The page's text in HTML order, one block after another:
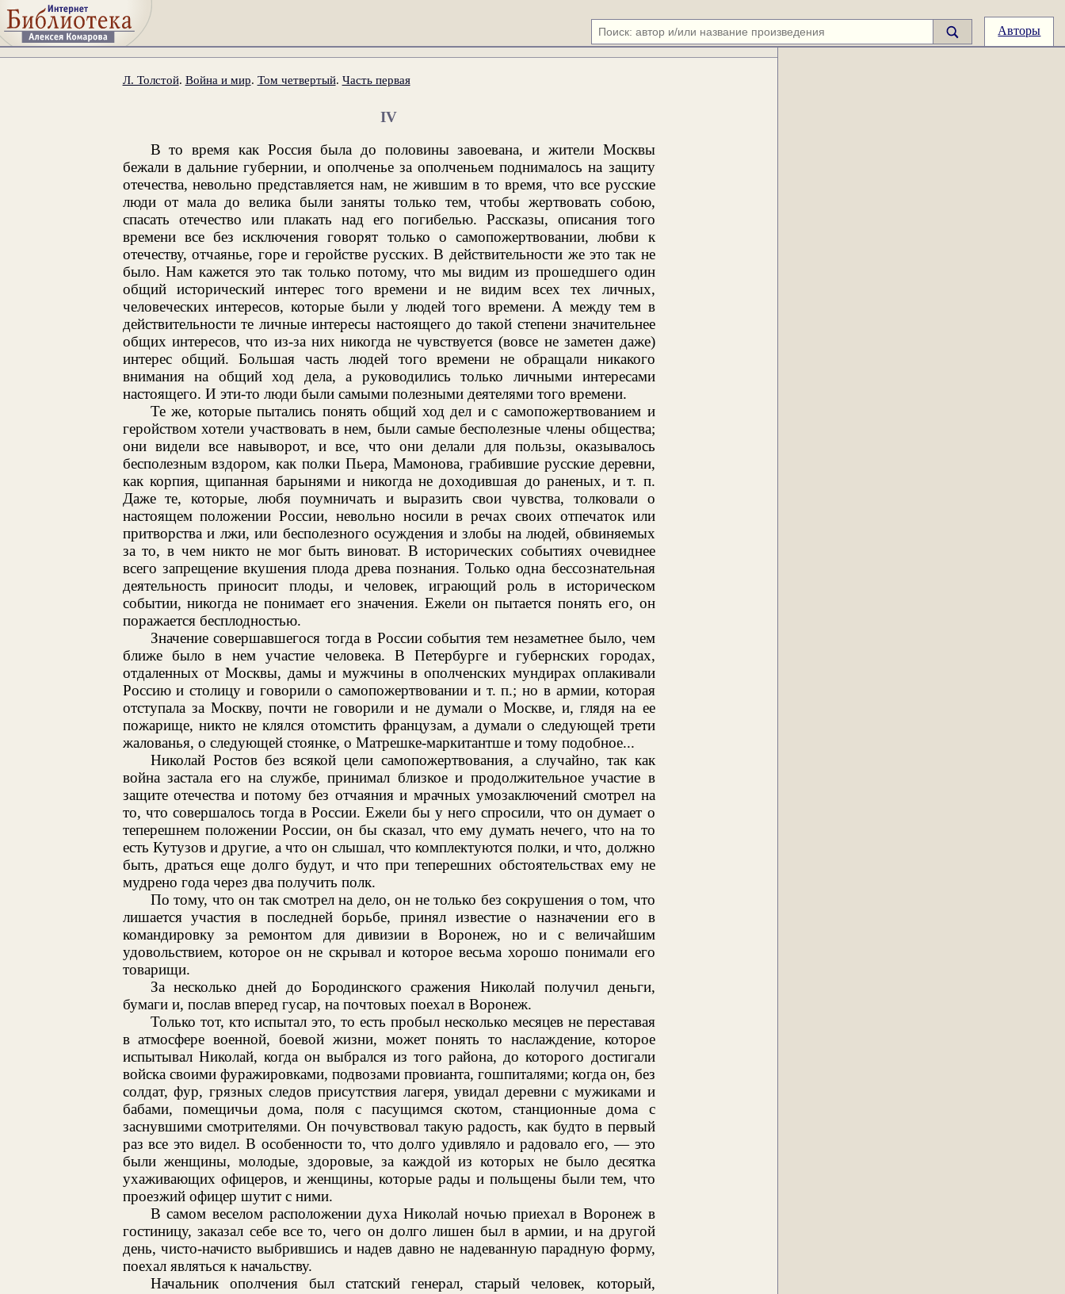
Авторы
Л. Толстой. Война и мир. Том четвертый. Часть первая
IV
В то время как Россия была до половины завоевана, и жители Москвы
бежали в дальние губернии, и ополченье за ополченьем поднималось на защиту
отечества, невольно представляется нам, не жившим в то время, что все русские
люди от мала до велика были заняты только тем, чтобы жертвовать собою,
спасать отечество или плакать над его погибелью. Рассказы, описания того
времени все без исключения говорят только о самопожертвовании, любви к
отечеству, отчаянье, горе и геройстве русских. В действительности же это так не
было. Нам кажется это так только потому, что мы видим из прошедшего один
общий исторический интерес того времени и не видим всех тех личных,
человеческих интересов, которые были у людей того времени. А между тем в
действительности те личные интересы настоящего до такой степени значительнее
общих интересов, что из-за них никогда не чувствуется (вовсе не заметен даже)
интерес общий. Большая часть людей того времени не обращали никакого
внимания на общий ход дела, а руководились только личными интересами
настоящего. И эти-то люди были самыми полезными деятелями того времени.
Те же, которые пытались понять общий ход дел и с самопожертвованием и
геройством хотели участвовать в нем, были самые бесполезные члены общества;
они видели все навыворот, и все, что они делали для пользы, оказывалось
бесполезным вздором, как полки Пьера, Мамонова, грабившие русские деревни,
как корпия, щипанная барынями и никогда не доходившая до раненых, и т. п.
Даже те, которые, любя поумничать и выразить свои чувства, толковали о
настоящем положении России, невольно носили в речах своих отпечаток или
притворства и лжи, или бесполезного осуждения и злобы на людей, обвиняемых
за то, в чем никто не мог быть виноват. В исторических событиях очевиднее
всего запрещение вкушения плода древа познания. Только одна бессознательная
деятельность приносит плоды, и человек, играющий роль в историческом
событии, никогда не понимает его значения. Ежели он пытается понять его, он
поражается бесплодностью.
Значение совершавшегося тогда в России события тем незаметнее было, чем
ближе было в нем участие человека. В Петербурге и губернских городах,
отдаленных от Москвы, дамы и мужчины в ополченских мундирах оплакивали
Россию и столицу и говорили о самопожертвовании и т. п.; но в армии, которая
отступала за Москву, почти не говорили и не думали о Москве, и, глядя на ее
пожарище, никто не клялся отомстить французам, а думали о следующей трети
жалованья, о следующей стоянке, о Матрешке-маркитантше и тому подобное...
Николай Ростов без всякой цели самопожертвования, а случайно, так как
война застала его на службе, принимал близкое и продолжительное участие в
защите отечества и потому без отчаяния и мрачных умозаключений смотрел на
то, что совершалось тогда в России. Ежели бы у него спросили, что он думает о
теперешнем положении России, он бы сказал, что ему думать нечего, что на то
есть Кутузов и другие, а что он слышал, что комплектуются полки, и что, должно
быть, драться еще долго будут, и что при теперешних обстоятельствах ему не
мудрено года через два получить полк.
По тому, что он так смотрел на дело, он не только без сокрушения о том, что
лишается участия в последней борьбе, принял известие о назначении его в
командировку за ремонтом для дивизии в Воронеж, но и с величайшим
удовольствием, которое он не скрывал и которое весьма хорошо понимали его
товарищи.
За несколько дней до Бородинского сражения Николай получил деньги,
бумаги и, послав вперед гусар, на почтовых поехал в Воронеж.
Только тот, кто испытал это, то есть пробыл несколько месяцев не переставая
в атмосфере военной, боевой жизни, может понять то наслаждение, которое
испытывал Николай, когда он выбрался из того района, до которого достигали
войска своими фуражировками, подвозами провианта, гошпиталями; когда он, без
солдат, фур, грязных следов присутствия лагеря, увидал деревни с мужиками и
бабами, помещичьи дома, поля с пасущимся скотом, станционные дома с
заснувшими смотрителями. Он почувствовал такую радость, как будто в первый
раз все это видел. В особенности то, что долго удивляло и радовало его, — это
были женщины, молодые, здоровые, за каждой из которых не было десятка
ухаживающих офицеров, и женщины, которые рады и польщены были тем, что
проезжий офицер шутит с ними.
В самом веселом расположении духа Николай ночью приехал в Воронеж в
гостиницу, заказал себе все то, чего он долго лишен был в армии, и на другой
день, чисто-начисто выбрившись и надев давно не надеванную парадную форму,
поехал являться к начальству.
Начальник ополчения был статский генерал, старый человек, который,